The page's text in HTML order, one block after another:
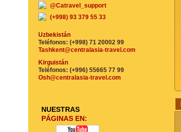
@Catravel_support
(+998) 93 379 55 33
Uzbekistán
Teléfonos: (+998) 71 20002 99
Tashkent@centralasia-travel.com
Kirguistán
Teléfonos: (+996) 55665 77 99
Osh@centralasia-travel.com
NUESTRAS
PÁGINAS EN: